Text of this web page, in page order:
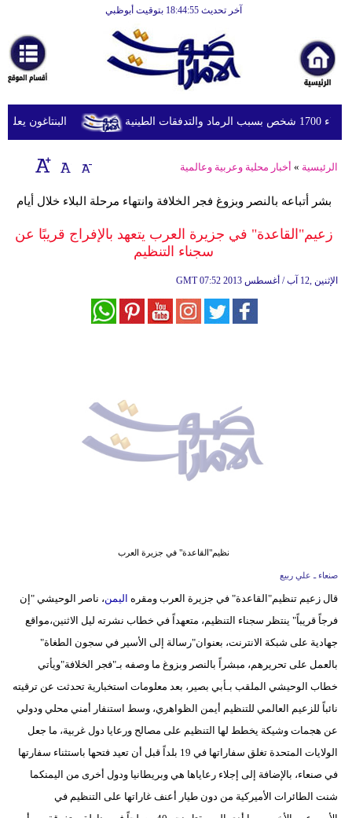
آخر تحديث 18:44:55 بتوقيت أبوظبي
أخبارعاجلة
رياضة
ثقافة
إقتصاد
وموسيقى
أزياء
علوم
وتكنولوجيا
بيئة
مدوَّنات
أبراج
البنتاغون يعلن
الرئيسية » أخبار محلية وعربية وعالمية
بشر أتباعه بالنصر وبزوغ فجر الخلافة وانتهاء مرحلة البلاء خلال أيام
زعيم"القاعدة" في جزيرة العرب يتعهد بالإفراج قريبًا عن
سجناء التنظيم
GMT 07:52 2013 الإثنين ,12 آب / أغسطس
نظيم"القاعدة" في جزيرة العرب
صنعاء ـ علي ربيع
قال زعيم تنظيم"القاعدة" في جزيرة العرب ومقره اليمن، ناصر الوحيشي "إن
فرجاً قريباً" ينتظر سجناء التنظيم، متعهداً في خطاب نشرته ليل الاثنين،مواقع
جهادية على شبكة الانترنت، بعنوان"رسالة إلى الأسير في سجون الطغاة"
بالعمل على تحريرهم، مبشراً بالنصر وبزوغ ما وصفه بـ"فجر الخلافة"ويأتي
خطاب الوحيشي الملقب بـأبي بصير، بعد معلومات استخبارية تحدثت عن ترقيته
نائباً للزعيم العالمي للتنظيم أيمن الظواهري، وسط استنفار أمني محلي ودولي
عن هجمات وشيكة يخطط لها التنظيم على مصالح ورعايا دول غربية، ما جعل
الولايات المتحدة تغلق سفاراتها في 19 بلداً قبل أن تعيد فتحها باستثناء سفارتها
في صنعاء، بالإضافة إلى إجلاء رعاياها هي وبريطانيا ودول أخرى من اليمنكما
شنت الطائرات الأميركية من دون طيار أعنف غاراتها على التنظيم في